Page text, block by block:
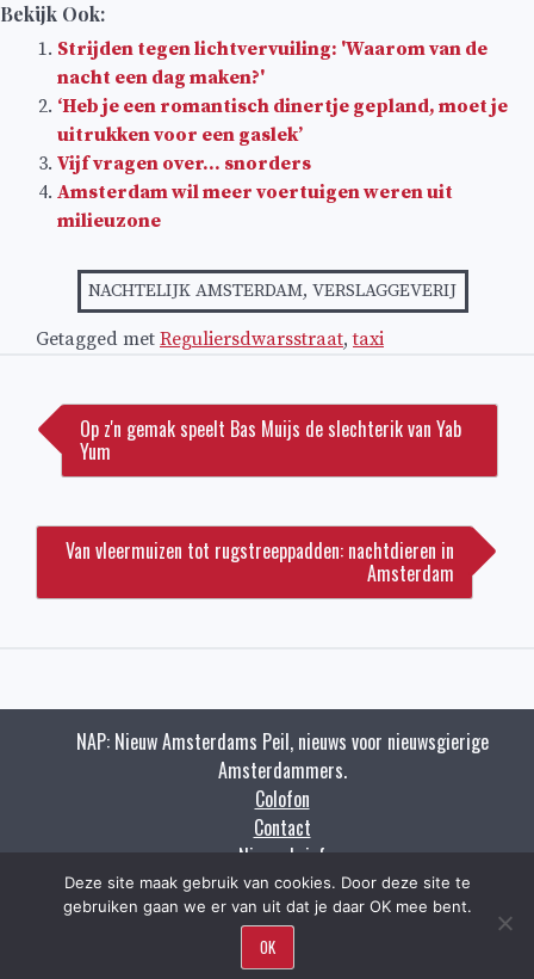
Bekijk Ook:
Strijden tegen lichtvervuiling: 'Waarom van de
nacht een dag maken?'
‘Heb je een romantisch dinertje gepland, moet je
uitrukken voor een gaslek’
Vijf vragen over… snorders
Amsterdam wil meer voertuigen weren uit
milieuzone
NACHTELIJK AMSTERDAM,VERSLAGGEVERIJ
Getagged met Reguliersdwarsstraat,taxi
navigatie
Op z'n gemak speelt Bas Muijs de slechterik van Yab
Yum
Van vleermuizen tot rugstreeppadden: nachtdieren in
Amsterdam
NAP: Nieuw Amsterdams Peil, nieuws voor nieuwsgierige
Amsterdammers.
Colofon
Contact
Nieuwsbrief
Zoeken
Copyright napnieuws.nl 2009 - 2021.
Deze site maak gebruik van cookies. Door deze site te
gebruiken gaan we er van uit dat je daar OK mee bent.
OK